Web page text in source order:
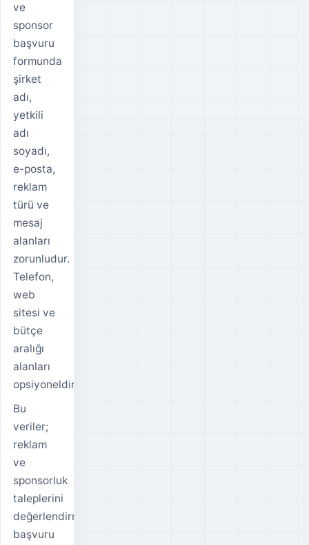
ve
sponsor
başvuru
formunda
şirket
adı,
yetkili
adı
soyadı,
e-posta,
reklam
türü ve
mesaj
alanları
zorunludur.
Telefon,
web
sitesi ve
bütçe
aralığı
alanları
opsiyoneldir.
Bu
veriler;
reklam
ve
sponsorluk
taleplerini
değerlendirmek,
başvuru